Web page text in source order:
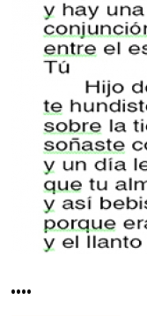
....